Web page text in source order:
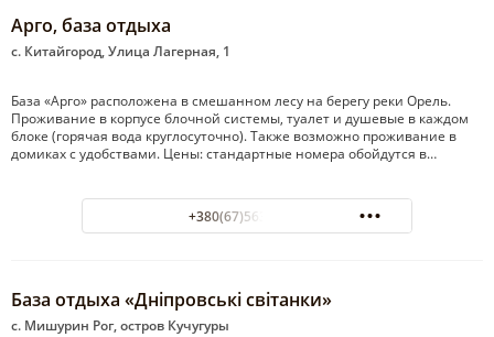
Арго, база отдыха
с. Китайгород, Улица Лагерная, 1
База «Арго» расположена в смешанном лесу на берегу реки Орель.
Проживание в корпусе блочной системы, туалет и душевые в каждом
блоке (горячая вода круглосуточно). Также возможно проживание в
домиках с удобствами. Цены: стандартные номера обойдутся в…
+380(67)563-54-51
База отдыха «Дніпровські світанки»
с. Мишурин Рог, остров Кучугуры